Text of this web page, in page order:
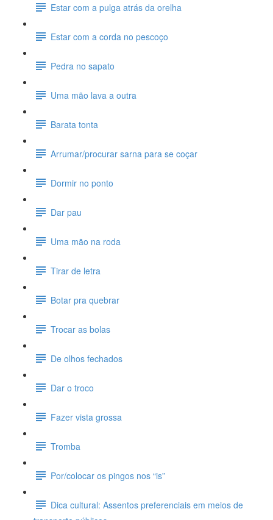
Estar com a pulga atrás da orelha
Estar com a corda no pescoço
Pedra no sapato
Uma mão lava a outra
Barata tonta
Arrumar/procurar sarna para se coçar
Dormir no ponto
Dar pau
Uma mão na roda
Tirar de letra
Botar pra quebrar
Trocar as bolas
De olhos fechados
Dar o troco
Fazer vista grossa
Tromba
Por/colocar os pingos nos “is”
Dica cultural: Assentos preferenciais em meios de